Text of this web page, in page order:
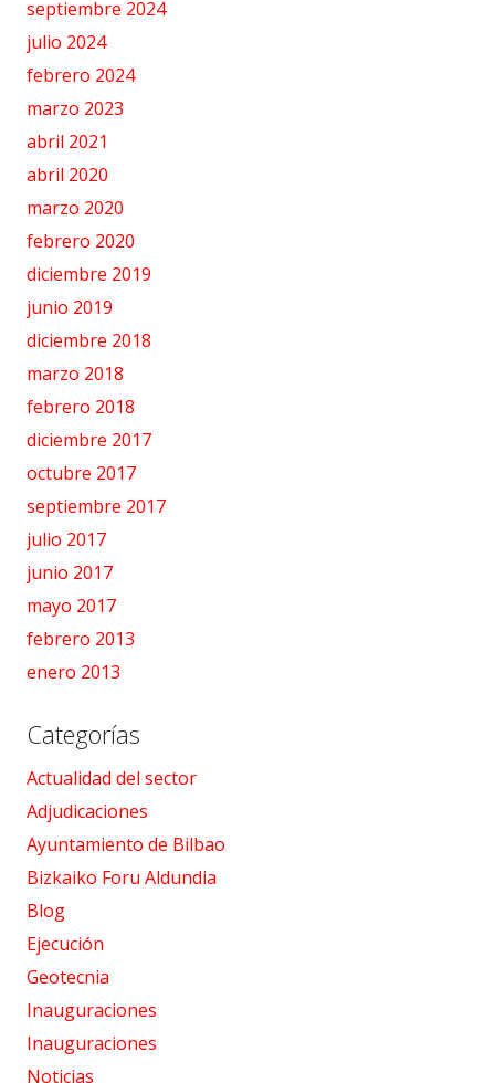
septiembre 2024
julio 2024
febrero 2024
marzo 2023
abril 2021
abril 2020
marzo 2020
febrero 2020
diciembre 2019
junio 2019
diciembre 2018
marzo 2018
febrero 2018
diciembre 2017
octubre 2017
septiembre 2017
julio 2017
junio 2017
mayo 2017
febrero 2013
enero 2013
Categorías
Actualidad del sector
Adjudicaciones
Ayuntamiento de Bilbao
Bizkaiko Foru Aldundia
Blog
Ejecución
Geotecnia
Inauguraciones
Inauguraciones
Noticias